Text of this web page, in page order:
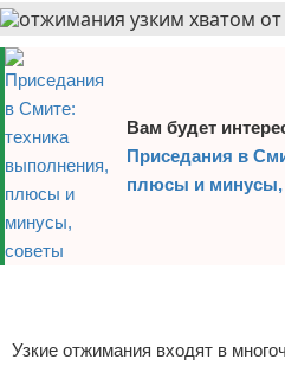
Хоккей
Волейбол
Детский спорт
Вам будет
Приседания в
плюсы и минусы,
Узкие отжимания входят в